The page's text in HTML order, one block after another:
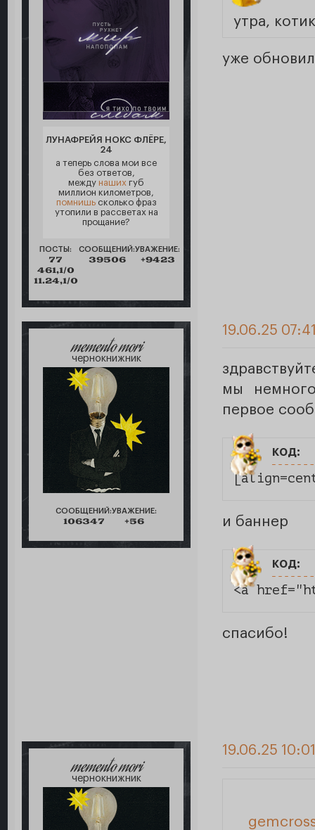
ЛУНАФРЕЙЯ НОКС ФЛЁРЕ,
24
а теперь слова мои все
без ответов,
между наших губ
миллион километров,
помнишьсколько фраз
утопили в рассветах на
прощание?
ПОСТЫ:
77
461,1/0
11.24,1/0
СООБЩЕНИЙ:
39506
УВАЖЕНИЕ:
+9423
утра,
уже
memento mori
чернокнижник
СООБЩЕНИЙ:
106347
УВАЖЕНИЕ:
+56
19.06.25
мы
первое
код:
и баннер
код:
<a
спасибо!
memento mori
чернокнижник
19.06.25